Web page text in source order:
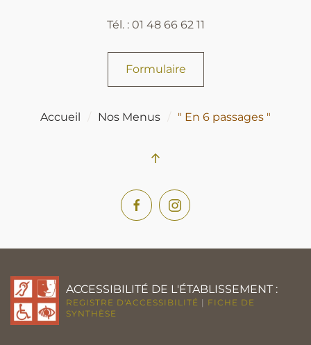
Tél. : 01 48 66 62 11
Formulaire
Accueil Nos Menus " En 6 passages "
ACCESSIBILITÉ DE L'ÉTABLISSEMENT :
REGISTRE D'ACCESSIBILITÉ | FICHE DE
SYNTHÈSE